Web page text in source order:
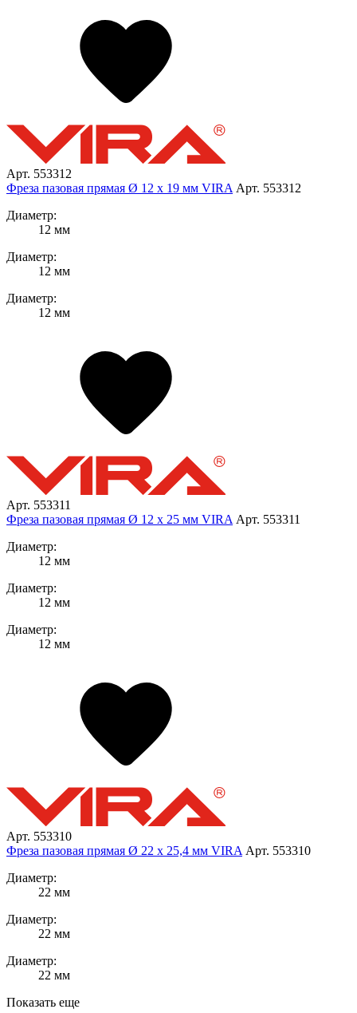
Арт. 553312
Фреза пазовая прямая Ø 12 х 19 мм VIRA Арт. 553312
Диаметр:
12 мм
Диаметр:
12 мм
Диаметр:
12 мм
Арт. 553311
Фреза пазовая прямая Ø 12 х 25 мм VIRA Арт. 553311
Диаметр:
12 мм
Диаметр:
12 мм
Диаметр:
12 мм
Арт. 553310
Фреза пазовая прямая Ø 22 х 25,4 мм VIRA Арт. 553310
Диаметр:
22 мм
Диаметр:
22 мм
Диаметр:
22 мм
Показать еще